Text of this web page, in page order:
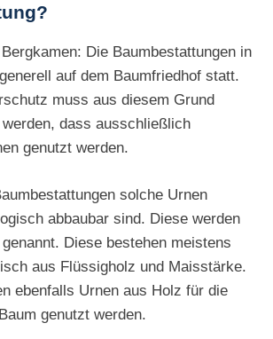
Die Baumbestattungen in
auf dem Baumfriedhof statt.
muss aus diesem Grund
dass ausschließlich
genutzt werden.
solche Urnen
abbaubar sind. Diese werden
Diese bestehen meistens
aus Flüssigholz und Maisstärke.
ebenfalls Urnen aus Holz für die
genutzt werden.